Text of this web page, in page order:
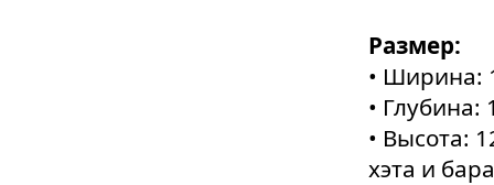
Размер:
• Ширина:
• Глубина:
• Высота:
хэта и